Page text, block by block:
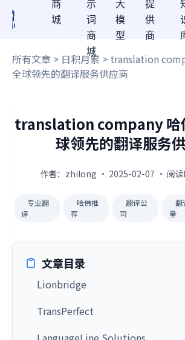
商
城
示
词
商
城
大
模
型
提
供
商
所有文章 > 日积月累 > translation
全球领先的翻译服务供应商
translation company 哈
球领先的翻译服务
作者：zhilong · 2025-02-07 · 阅读
专业翻
译
哈佛推
荐
翻译公
司
翻
量
文章目录
Lionbridge
TransPerfect